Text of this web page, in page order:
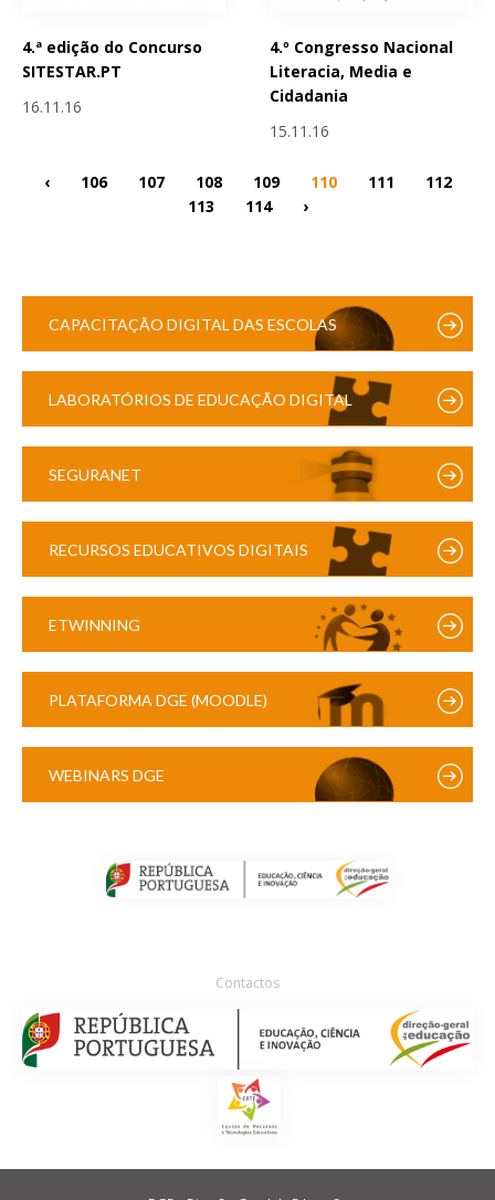
4.ª edição do Concurso
SITESTAR.PT
16.11.16
4.º Congresso Nacional
Literacia, Media e
Cidadania
15.11.16
‹ 106 107 108 109 110 111
112
113
114 ›
CAPACITAÇÃO DIGITAL DAS ESCOLAS
LABORATÓRIOS DE EDUCAÇÃO DIGITAL
SEGURANET
RECURSOS EDUCATIVOS DIGITAIS
ETWINNING
PLATAFORMA DGE (MOODLE)
WEBINARS DGE
Contactos